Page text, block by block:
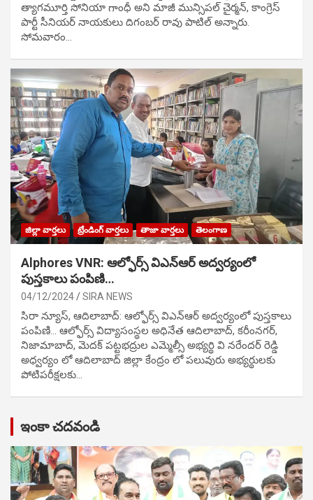
త్యాగమూర్తి సోనియా గాంధీ అని మాజీ మున్సిప‌ల్ చైర్మ‌న్, కాంగ్రెస్
పార్టీ సీనియ‌ర్ నాయ‌కులు దిగంబ‌ర్ రావు పాటిల్ అన్నారు.
సోమవారం…
జిల్లా వార్తలు ట్రేండింగ్ వార్తలు తాజా వార్తలు తెలంగాణ
Alphores VNR: ఆల్ఫోర్స్ విఎన్ఆర్ అద్వర్యంలో
పుస్తకాలు పంపిణి…
04/12/2024 SIRA NEWS
సిరా న్యూస్, ఆదిలాబాద్: ఆల్ఫోర్స్ విఎన్ఆర్ అద్వర్యంలో పుస్తకాలు
పంపిణి… ఆల్ఫోర్స్ విద్యాసంస్థల అధినేత ఆదిలాబాద్, కరీంనగర్,
నిజామాబాద్, మెదక్ పట్టభద్రుల ఎమ్మెల్సీ అభ్యర్థి వి నరేందర్ రెడ్డి
అధ్వర్యం లో ఆదిలాబాద్ జిల్లా కేంద్రం లో పలువురు అభ్యర్థులకు
పోటిప‌రీక్ష‌ల‌కు…
ఇంకా చదవండి